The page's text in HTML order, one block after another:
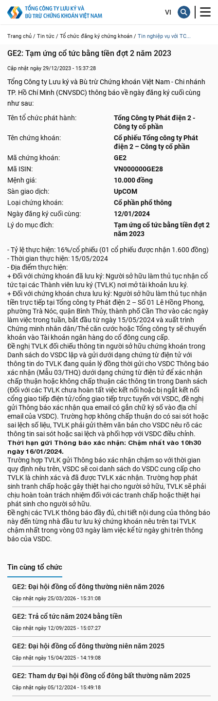
Trang chủ / Tin tức / Tổ chức đăng ký chứng khoán / Tin nghiệp vụ với TC...
GE2: Tạm ứng cổ tức bằng tiền đợt 2 năm 2023
Cập nhật ngày 29/12/2023 - 15:37:28
Tổng Công ty Lưu ký và Bù trừ Chứng khoán Việt Nam - Chi nhánh
TP. Hồ Chí Minh (CNVSDC) thông báo về ngày đăng ký cuối cùng
như sau:
Tên tổ chức phát hành:
Tổng Công ty Phát điện 2 -
Công ty cổ phần
Tên chứng khoán:
Cổ phiếu Tổng công ty Phát
điện 2 – Công ty cổ phần
Mã chứng khoán:
GE2
Mã ISIN:
VN000000GE28
Mệnh giá:
10.000 đồng
Sàn giao dịch:
UpCOM
Loại chứng khoán:
Cổ phần phổ thông
Ngày đăng ký cuối cùng:
12/01/2024
Lý do mục đích:
Tạm ứng cổ tức bằng tiền đợt 2
năm 2023
- Tỷ lệ thực hiện: 16%/cổ phiếu (01 cổ phiếu được nhận 1.600 đồng)
- Thời gian thực hiện: 15/05/2024
- Địa điểm thực hiện:
+ Đối với chứng khoán đã lưu ký: Người sở hữu làm thủ tục nhận cổ
tức tại các Thành viên lưu ký (TVLK) nơi mở tài khoản lưu ký.
+ Đối với chứng khoán chưa lưu ký: Người sở hữu làm thủ tục nhận
tiền trực tiếp tại Tổng công ty Phát điện 2 – Số 01 Lê Hồng Phong,
phường Trà Nóc, quận Bình Thủy, thành phố Cần Thơ vào các ngày
làm việc trong tuần, bắt đầu từ ngày 15/05/2024 và xuất trình
Chứng minh nhân dân/Thẻ căn cước hoặc Tổng công ty sẽ chuyển
khoản vào Tài khoản ngân hàng do cổ đông cung cấp.
Đề nghị TVLK đối chiếu thông tin người sở hữu chứng khoán trong
Danh sách do VSDC lập và gửi dưới dạng chứng từ điện tử với
thông tin do TVLK đang quản lý đồng thời gửi cho VSDC Thông báo
xác nhận (Mẫu 03/THQ) dưới dạng chứng từ điện tử để xác nhận
chấp thuận hoặc không chấp thuận các thông tin trong Danh sách
(Đối với các TVLK chưa hoàn tất việc kết nối hoặc bị ngắt kết nối
cổng giao tiếp điện tử/cổng giao tiếp trực tuyến với VSDC, đề nghị
gửi Thông báo xác nhận qua email có gắn chữ ký số vào địa chỉ
email của VSDC). Trường hợp không chấp thuận do có sai sót hoặc
sai lệch số liệu, TVLK phải gửi thêm văn bản cho VSDC nêu rõ các
thông tin sai sót hoặc sai lệch và phối hợp với VSDC điều chỉnh.
Thời hạn gửi Thông báo xác nhận: Chậm nhất vào 10h30
ngày 16/01/2024.
Trường hợp TVLK gửi Thông báo xác nhận chậm so với thời gian
quy định nêu trên, VSDC sẽ coi danh sách do VSDC cung cấp cho
TVLK là chính xác và đã được TVLK xác nhận. Trường hợp phát
sinh tranh chấp hoặc gây thiệt hại cho người sở hữu, TVLK sẽ phải
chịu hoàn toàn trách nhiệm đối với các tranh chấp hoặc thiệt hại
phát sinh cho người sở hữu.
Đề nghị các TVLK thông báo đầy đủ, chi tiết nội dung của thông báo
này đến từng nhà đầu tư lưu ký chứng khoán nêu trên tại TVLK
chậm nhất trong vòng 03 ngày làm việc kể từ ngày ghi trên thông
báo của VSDC.
Tin cùng tổ chức
GE2: Đại hội đồng cổ đông thường niên năm 2026
Cập nhật ngày 25/03/2026 - 15:31:08
GE2: Trả cổ tức năm 2024 bằng tiền
Cập nhật ngày 12/09/2025 - 15:07:27
GE2: Đại hội đồng cổ đông thường niên năm 2025
Cập nhật ngày 15/04/2025 - 14:19:08
GE2: Tham dự Đại hội đồng cổ đông bất thường năm 2025
Cập nhật ngày 05/12/2024 - 15:49:18